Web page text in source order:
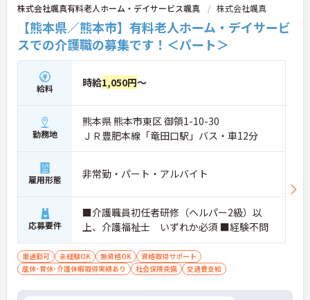
株式会社颯真有料老人ホーム・デイサービス颯真 株式会社颯真
【熊本県／熊本市】有料老人ホーム・デイサービ
スでの介護職の募集です！＜パート＞
給料 時給1,050円～
勤務地
熊本県 熊本市東区 御領1-10-30
ＪＲ豊肥本線「竜田口駅」バス・車12分
雇用形態 非常勤・パート・アルバイト
応募要件
■介護職員初任者研修（ヘルパー2級）以
上、介護福祉士 いずれか必須 ■経験不問
車通勤可 未経験OK 無資格OK
資格取得サポート
産休･育休･介護休暇取得実績あり
社会保険完備 交通費支給